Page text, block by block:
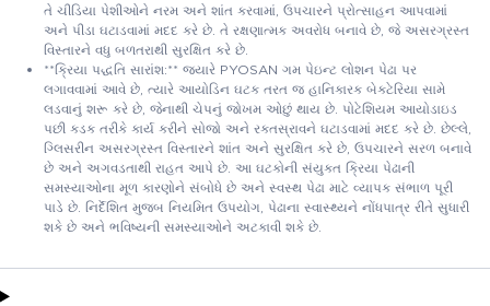
તે ચીડિયા પેશીઓને નરમ અને શાંત કરવામાં, ઉપચારને પ્રોત્સાહન આપવામાં
અને પીડા ઘટાડવામાં મદદ કરે છે. તે રક્ષણાત્મક અવરોધ બનાવે છે, જે અસરગ્રસ્ત
વિસ્તારને વધુ બળતરાથી સુરક્ષિત કરે છે.
**ક્રિયા પદ્ધતિ સારાંશ:** જ્યારે PYOSAN ગમ પેઇન્ટ લોશન પેઢા પર
લગાવવામાં આવે છે, ત્યારે આયોડિન ઘટક તરત જ હાનિકારક બેક્ટેરિયા સામે
લડવાનું શરૂ કરે છે, જેનાથી ચેપનું જોખમ ઓછું થાય છે. પોટેશિયમ આયોડાઇડ
પછી કડક તરીકે કાર્ય કરીને સોજો અને રક્તસ્રાવને ઘટાડવામાં મદદ કરે છે. છેલ્લે,
ગ્લિસરીન અસરગ્રસ્ત વિસ્તારને શાંત અને સુરક્ષિત કરે છે, ઉપચારને સરળ બનાવે
છે અને અગવડતાથી રાહત આપે છે. આ ઘટકોની સંયુક્ત ક્રિયા પેઢાની
સમસ્યાઓના મૂળ કારણોને સંબોધે છે અને સ્વસ્થ પેઢા માટે વ્યાપક સંભાળ પૂરી
પાડે છે. નિર્દેશિત મુજબ નિયમિત ઉપયોગ, પેઢાના સ્વાસ્થ્યને નોંધપાત્ર રીતે સુધારી
શકે છે અને ભવિષ્યની સમસ્યાઓને અટકાવી શકે છે.